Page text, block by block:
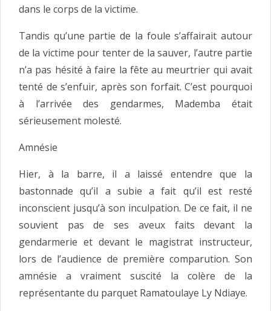
dans le corps de la victime.
Tandis qu’une partie de la foule s’affairait autour
de la victime pour tenter de la sauver, l’autre partie
n’a pas hésité à faire la fête au meurtrier qui avait
tenté de s’enfuir, après son forfait. C’est pourquoi
à l’arrivée des gendarmes, Mademba était
sérieusement molesté.
Amnésie
Hier, à la barre, il a laissé entendre que la
bastonnade qu’il a subie a fait qu’il est resté
inconscient jusqu’à son inculpation. De ce fait, il ne
souvient pas de ses aveux faits devant la
gendarmerie et devant le magistrat instructeur,
lors de l’audience de première comparution. Son
amnésie a vraiment suscité la colère de la
représentante du parquet Ramatoulaye Ly Ndiaye.